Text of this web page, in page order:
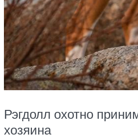
Рэгдолл охотно
хозяина